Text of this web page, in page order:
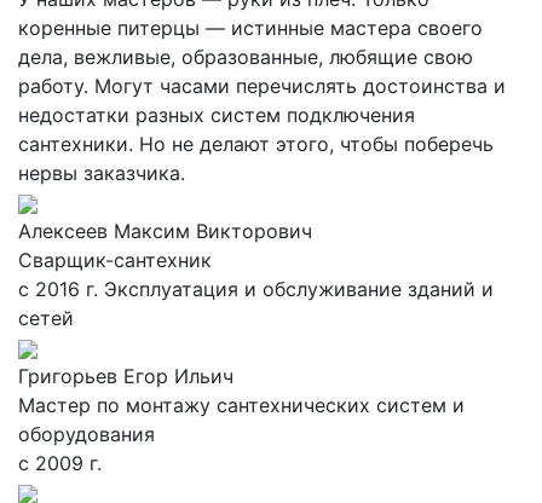
коренные питерцы — истинные мастера своего
дела, вежливые, образованные, любящие свою
работу. Могут часами перечислять достоинства и
недостатки разных систем подключения
сантехники. Но не делают этого, чтобы поберечь
нервы заказчика.
Алексеев Максим Викторович
Сварщик-сантехник
с 2016 г. Эксплуатация и обслуживание зданий и
сетей
Григорьев Егор Ильич
Мастер по монтажу сантехнических систем и
оборудования
с 2009 г.